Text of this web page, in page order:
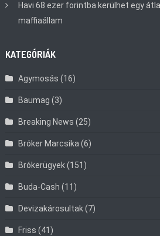
Havi 68 ezer forintba kerülhet egy
maffiaállam
KATEGÓRIÁK
Agymosás (16)
Baumag (3)
Breaking News (25)
Bróker Marcsika(6)
Brókerügyek(151)
Buda-Cash (11)
Devizakárosultak(7)
Friss (41)